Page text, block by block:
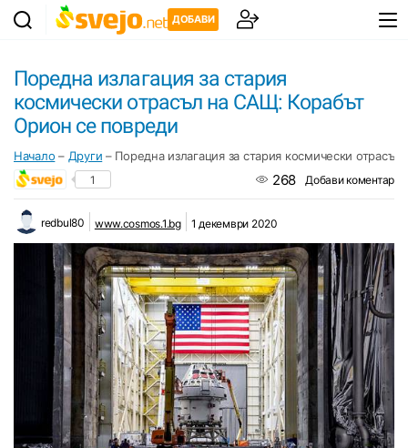
ДОБАВИ
Поредна излагация за стария
космически отрасъл на САЩ: Корабът
Орион се повреди
Начало – Други – Поредна излагация за стария космически
1 268 Добави коментар
redbul80 www.cosmos.1.bg 1 декември 2020